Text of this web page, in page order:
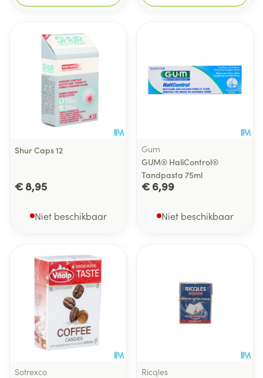
Shur Caps 12
€ 8,95
Niet beschikbaar
Gum
GUM® HaliControl®
Tandpasta 75ml
€ 6,99
Niet beschikbaar
Sotrexco
Ricqles